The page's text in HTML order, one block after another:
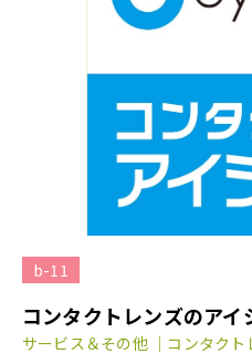
b-11
コンタクトレンズのアイ
サービス＆その他 ｜コンタクト